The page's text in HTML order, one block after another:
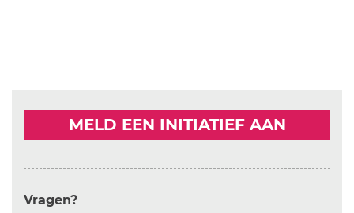
MELD EEN INITIATIEF AAN
Vragen?